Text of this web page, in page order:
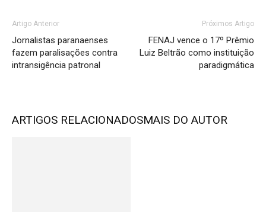
Artigo Anterior
Jornalistas paranaenses
fazem paralisações contra
intransigência patronal
Próximos Artigo
FENAJ vence o 17º Prêmio
Luiz Beltrão como instituição
paradigmática
ARTIGOS RELACIONADOSMAIS DO AUTOR